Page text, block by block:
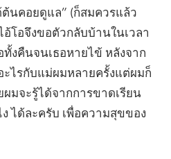
นคอยดูแล” (ก็สมควรแล้ว
โอจึงขอตัวกลับบ้านในเวลา
งคืนจนเธอหายไข้ หลังจาก
ไรกับแม่ผมหลายครั้งแต่ผมก็
มจะรู้ได้จากการขาดเรียน
ได้ละครับ เพื่อความสุขของ